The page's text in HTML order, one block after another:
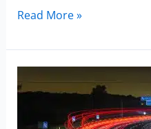
Read More »
osiguranje
oktobru